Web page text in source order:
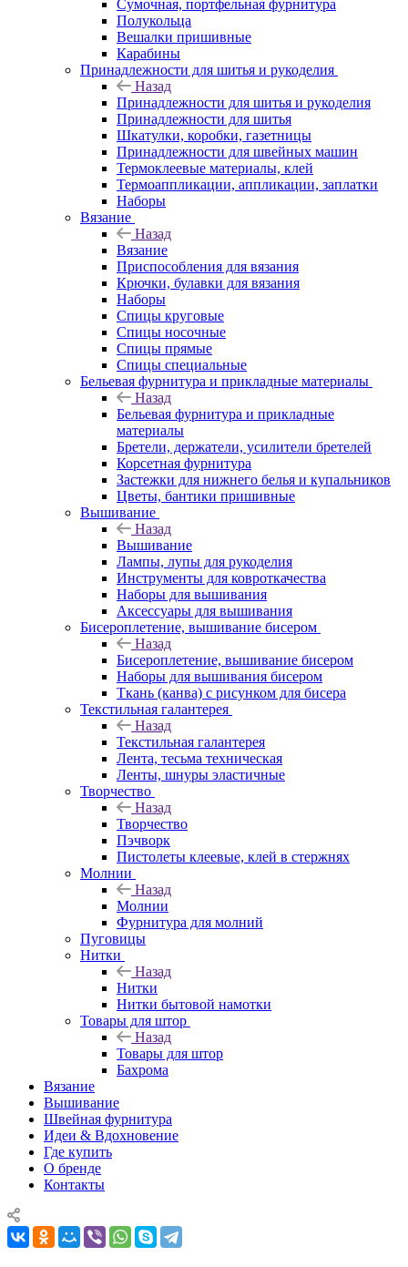
Сумочная, портфельная фурнитура
Полукольца
Вешалки пришивные
Карабины
Принадлежности для шитья и рукоделия
Назад
Принадлежности для шитья и рукоделия
Принадлежности для шитья
Шкатулки, коробки, газетницы
Принадлежности для швейных машин
Термоклеевые материалы, клей
Термоаппликации, аппликации, заплатки
Наборы
Вязание
Назад
Вязание
Приспособления для вязания
Крючки, булавки для вязания
Наборы
Спицы круговые
Спицы носочные
Спицы прямые
Спицы специальные
Бельевая фурнитура и прикладные материалы
Назад
Бельевая фурнитура и прикладные
материалы
Бретели, держатели, усилители бретелей
Корсетная фурнитура
Застежки для нижнего белья и купальников
Цветы, бантики пришивные
Вышивание
Назад
Вышивание
Лампы, лупы для рукоделия
Инструменты для ковроткачества
Наборы для вышивания
Аксессуары для вышивания
Бисероплетение, вышивание бисером
Назад
Бисероплетение, вышивание бисером
Наборы для вышивания бисером
Ткань (канва) с рисунком для бисера
Текстильная галантерея
Назад
Текстильная галантерея
Лента, тесьма техническая
Ленты, шнуры эластичные
Творчество
Назад
Творчество
Пэчворк
Пистолеты клеевые, клей в стержнях
Молнии
Назад
Молнии
Фурнитура для молний
Пуговицы
Нитки
Назад
Нитки
Нитки бытовой намотки
Товары для штор
Назад
Товары для штор
Бахрома
Вязание
Вышивание
Швейная фурнитура
Идеи & Вдохновение
Где купить
О бренде
Контакты